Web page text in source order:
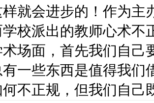
样就会进步的！作为
校派出的教师心术不
场面，首先我们自己
有一些东西是值得我
不正规，但我们自己